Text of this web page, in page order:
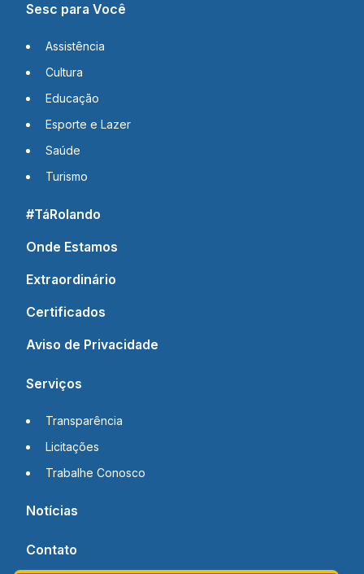
Sesc para Você
Assistência
Cultura
Educação
Esporte e Lazer
Saúde
Turismo
#TáRolando
Onde Estamos
Extraordinário
Certificados
Aviso de Privacidade
Serviços
Transparência
Licitações
Trabalhe Conosco
Notícias
Contato